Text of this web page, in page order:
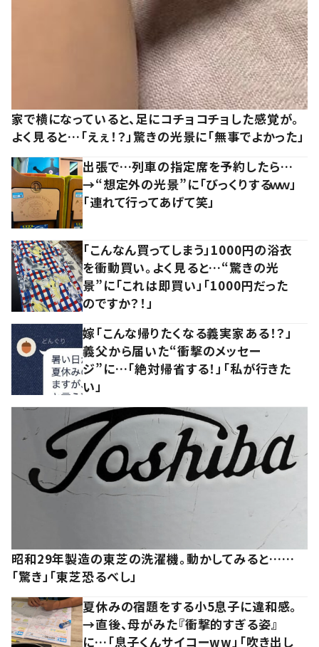
家で横になっていると、足にコチョコチョした感覚が。
よく見ると…「えぇ！？」驚きの光景に「無事でよかった」
出張で…列車の指定席を予約したら…
→“想定外の光景”に「びっくりするｗｗ」
「連れて行ってあげて笑」
「こんなん買ってしまう」1000円の浴衣
を衝動買い。よく見ると…“驚きの光
景”に「これは即買い」「1000円だった
のですか？！」
嫁「こんな帰りたくなる義実家ある！？」
義父から届いた“衝撃のメッセー
ジ”に…「絶対帰省する！」「私が行きた
い」
昭和29年製造の東芝の洗濯機。動かしてみると……
「驚き」「東芝恐るべし」
夏休みの宿題をする小5息子に違和感。
→直後、母がみた『衝撃的すぎる姿』
に…「息子くんサイコーww」「吹き出し